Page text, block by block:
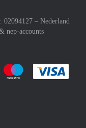
02094127 – Nederland
nep-accounts
af met Paypal
rekent gemakkelijk af met
Je rekent